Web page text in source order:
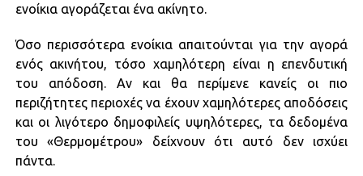
ενοίκια αγοράζεται ένα ακίνητο.
Όσο περισσότερα ενοίκια απαιτούνται για την αγορά
ενός ακινήτου, τόσο χαμηλότερη είναι η επενδυτική
του απόδοση. Αν και θα περίμενε κανείς οι πιο
περιζήτητες περιοχές να έχουν χαμηλότερες αποδόσεις
και οι λιγότερο δημοφιλείς υψηλότερες, τα δεδομένα
του «Θερμομέτρου» δείχνουν ότι αυτό δεν ισχύει
πάντα.